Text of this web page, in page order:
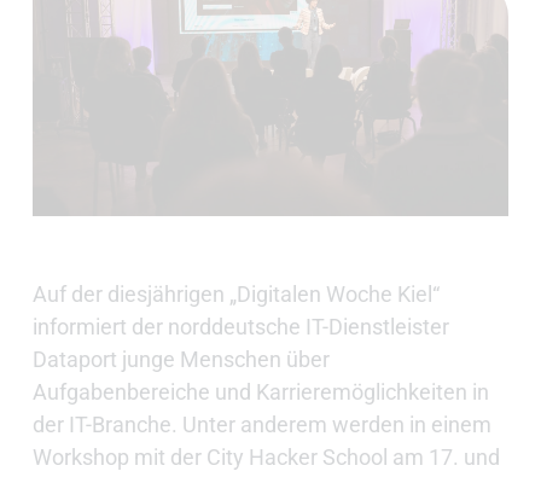
Auf der diesjährigen „Digitalen Woche Kiel“
informiert der norddeutsche IT-Dienstleister
Dataport junge Menschen über
Aufgabenbereiche und Karrieremöglichkeiten in
der IT-Branche. Unter anderem werden in einem
Workshop mit der City Hacker School am 17. und